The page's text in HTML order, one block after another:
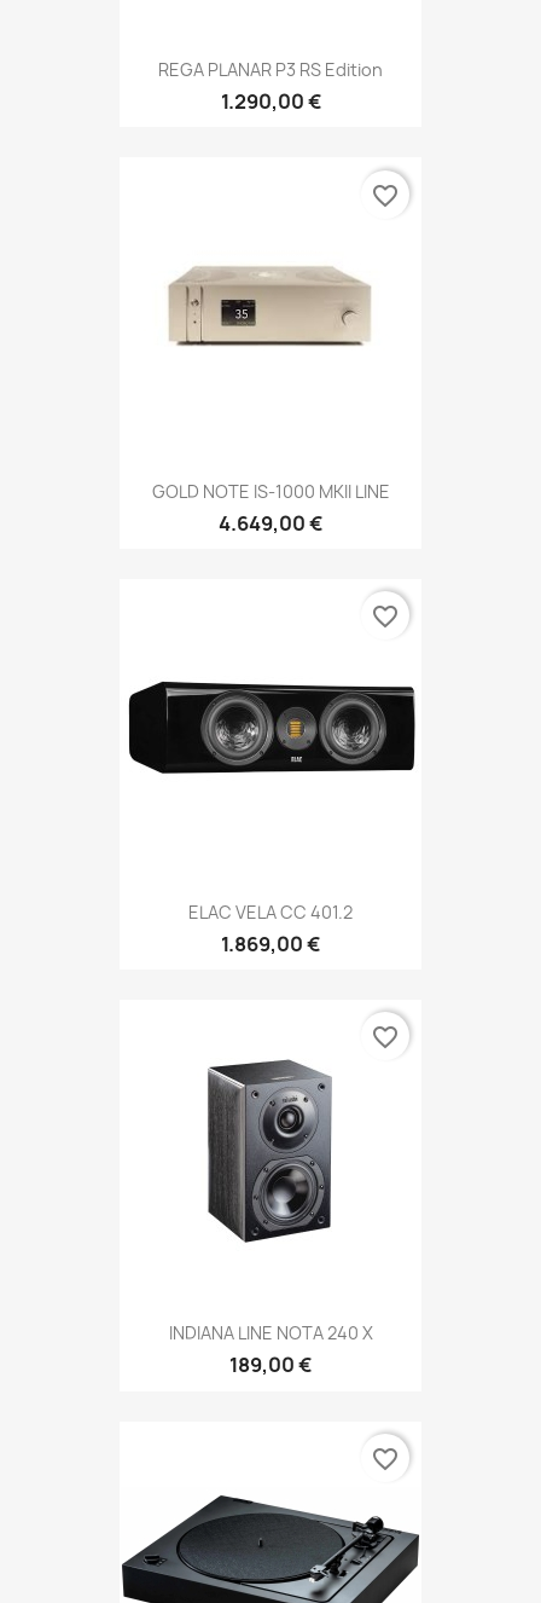
REGA PLANAR P3 RS Edition
1.290,00 €
GOLD NOTE IS-1000 MKII LINE
4.649,00 €
favorite_border
ELAC VELA CC 401.2
1.869,00 €
favorite_border
INDIANA LINE NOTA 240 X
189,00 €
favorite_border
favorite_border